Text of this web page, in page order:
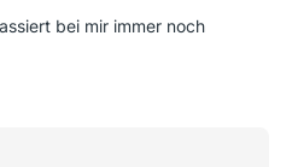
bei mir immer noch